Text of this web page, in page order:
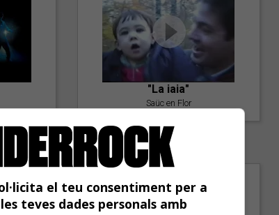
"La iaia"
Saüc en Flor
el teu consentiment per a
teves dades personals amb